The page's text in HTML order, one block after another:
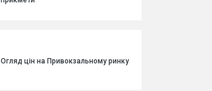
Огляд цін на Привокзальному ринку